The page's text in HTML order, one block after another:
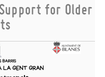
for Older